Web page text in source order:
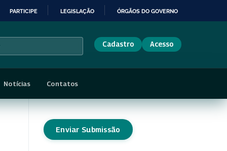
PARTICIPE LEGISLAÇÃO ÓRGÃOS DO GOVERNO
Cadastro Acesso
Notícias Contatos
Enviar Submissão